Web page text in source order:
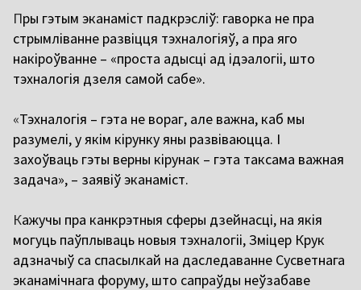
Пры гэтым эканаміст падкрэсліў: гаворка не пра
стрымліванне развіцця тэхналогіяў, а пра яго
накіроўванне – «проста адысці ад ідэалогіі, што
тэхналогія дзеля самой сабе».
«Тэхналогія – гэта не вораг, але важна, каб мы
разумелі, у якім кірунку яны развіваюцца. І
захоўваць гэты верны кірунак – гэта таксама важная
задача», – заявіў эканаміст.
Кажучы пра канкрэтныя сферы дзейнасці, на якія
могуць паўплываць новыя тэхналогіі, Зміцер Крук
адзначыў са спасылкай на даследаванне Сусветнага
эканамічнага форуму, што сапраўды неўзабаве